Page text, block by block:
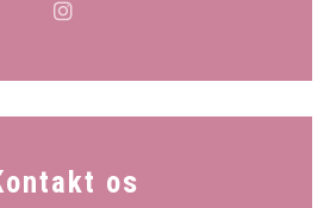
Instagram ((åbner i et nyt
os